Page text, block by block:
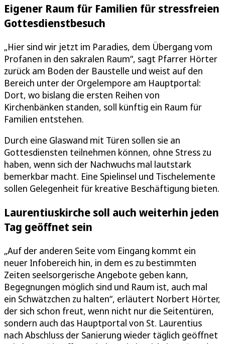
Eigener Raum für Familien für stressfreien
Gottesdienstbesuch
„Hier sind wir jetzt im Paradies, dem Übergang vom
Profanen in den sakralen Raum“, sagt Pfarrer Hörter
zurück am Boden der Baustelle und weist auf den
Bereich unter der Orgelempore am Hauptportal:
Dort, wo bislang die ersten Reihen von
Kirchenbänken standen, soll künftig ein Raum für
Familien entstehen.
Durch eine Glaswand mit Türen sollen sie an
Gottesdiensten teilnehmen können, ohne Stress zu
haben, wenn sich der Nachwuchs mal lautstark
bemerkbar macht. Eine Spielinsel und Tischelemente
sollen Gelegenheit für kreative Beschäftigung bieten.
Laurentiuskirche soll auch weiterhin jeden
Tag geöffnet sein
„Auf der anderen Seite vom Eingang kommt ein
neuer Infobereich hin, in dem es zu bestimmten
Zeiten seelsorgerische Angebote geben kann,
Begegnungen möglich sind und Raum ist, auch mal
ein Schwätzchen zu halten“, erläutert Norbert Hörter,
der sich schon freut, wenn nicht nur die Seitentüren,
sondern auch das Hauptportal von St. Laurentius
nach Abschluss der Sanierung wieder täglich geöffnet